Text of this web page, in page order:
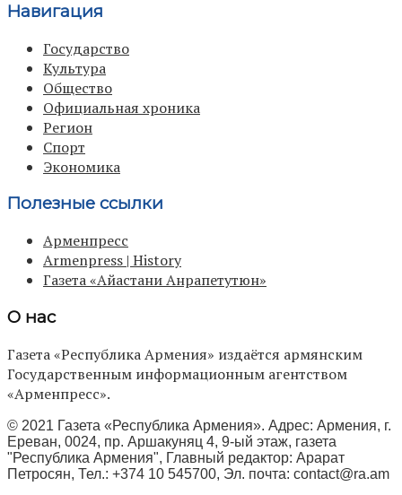
Навигация
Государство
Культура
Общество
Официальная хроника
Регион
Спорт
Экономика
Полезные ссылки
Арменпресс
Armenpress | History
Газета «Айастани Анрапетутюн»
О нас
Газета «Республика Армения» издаётся армянским
Государственным информационным агентством
«Арменпресс».
© 2021 Газета «Республика Армения». Адрес: Армения, г.
Ереван, 0024, пр. Аршакуняц 4, 9-ый этаж, газета
"Республика Армения", Главный редактор: Арарат
Петросян, Тел.: +374 10 545700, Эл. почта: contact@ra.am